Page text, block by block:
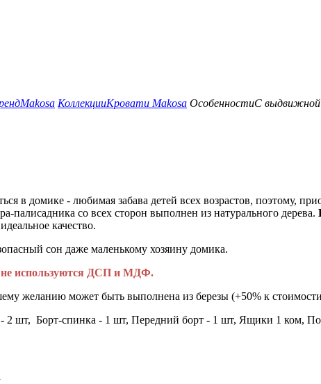
Makosa КоллекцииКровати Makosa ОсобенностиС
в домике - любимая забава детей всех возрастов, поэтому,
со всех сторон выполнен из натурального дерева.
качество.
сон даже маленькому хозяину домика.
не используются ДСП и МДФ.
желанию может быть выполнена из березы (+50% к
шт, Борт-спинка - 1 шт, Передний борт - 1 шт, Ящики 1 ком,